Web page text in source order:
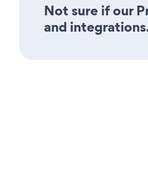
Not sure if our
and